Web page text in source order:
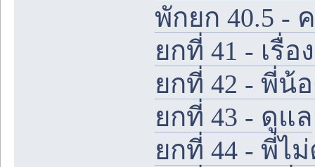
พักยก 40.5 -
ยกที่ 41 - เรื่อ
ยกที่ 42 - พี่น้
ยกที่ 43 - ดูแล
ยกที่ 44 - พี่ไ